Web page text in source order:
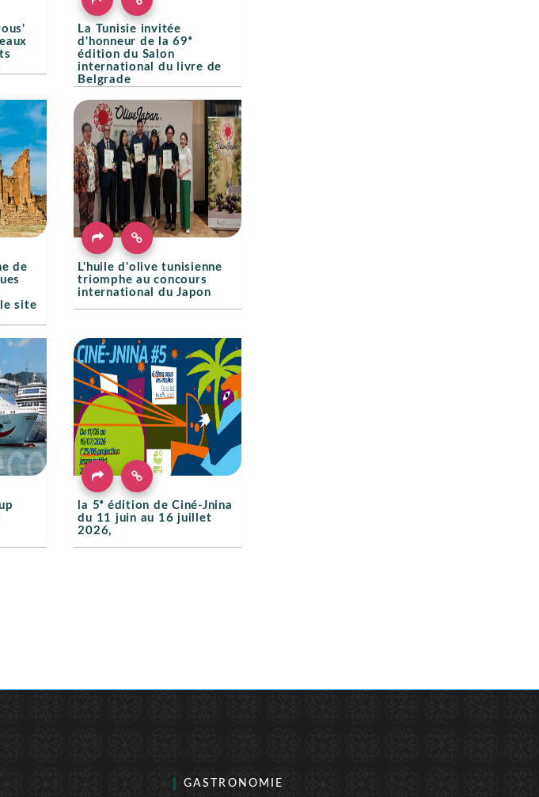
La Tunisie invitée
d'honneur de la 69ᵉ
édition du Salon
international du livre de
Belgrade
de
site
L'huile d'olive tunisienne
triomphe au concours
international du Japon
la 5ᵉ édition de Ciné-Jnina
du 11 juin au 16 juillet
2026,
GASTRONOMIE